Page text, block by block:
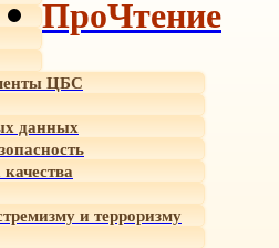
ЦБС
данных
и терроризму
ПроЧтение